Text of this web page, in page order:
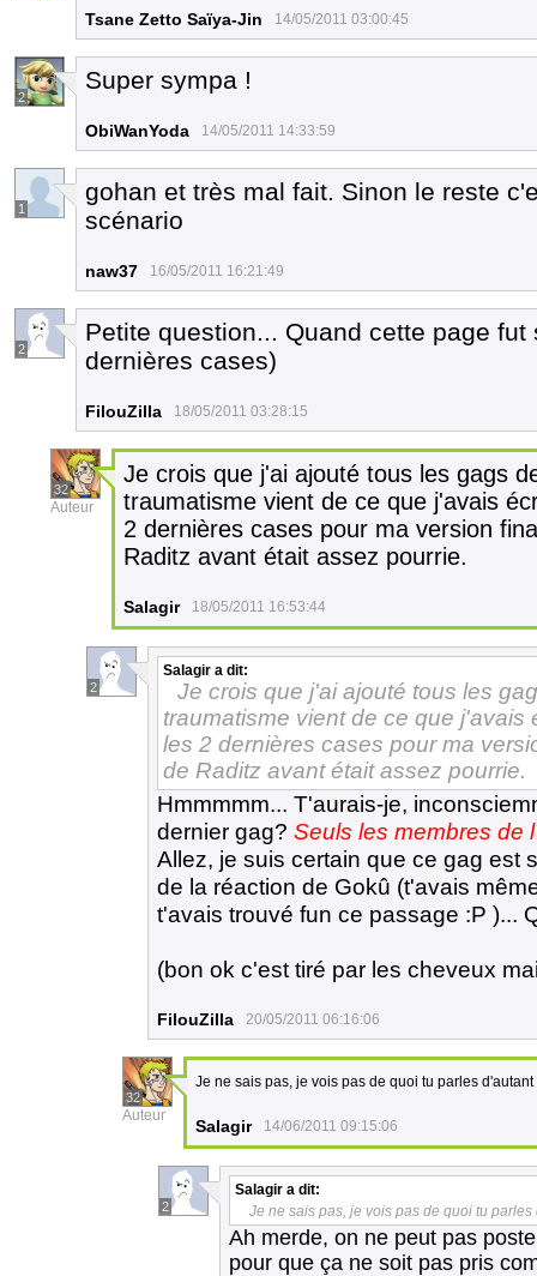
Tsane Zetto Saïya-Jin 14/05/2011 03:00:45
2
Super sympa !
ObiWanYoda 14/05/2011 14:33:59
1
gohan et très mal fait. Sinon le reste
scénario
naw37 16/05/2011 16:21:49
2
Petite question... Quand cette page
dernières cases)
FilouZilla 18/05/2011 03:28:15
32
Auteur
Je crois que j'ai ajouté tous les gags
traumatisme vient de ce que j'avais
2 dernières cases pour ma version
Raditz avant était assez pourrie.
Salagir 18/05/2011 16:53:44
2
Salagir a dit:
Je crois que j'ai ajouté tous les
traumatisme vient de ce que j'avais
les 2 dernières cases pour ma
de Raditz avant était assez pourrie.
Hmmmmm... T'aurais-je,
dernier gag? Seuls les membres de
Allez, je suis certain que ce gag est
de la réaction de Gokû (t'avais
t'avais trouvé fun ce passage :P )...
(bon ok c'est tiré par les cheveux
FilouZilla 20/05/2011 06:16:06
32
Auteur
Je ne sais pas, je vois pas de quoi tu parles
Salagir 14/06/2011 09:15:06
2
Salagir a dit:
Je ne sais pas, je vois pas de quoi tu
Ah merde, on ne peut pas
pour que ça ne soit pas pris